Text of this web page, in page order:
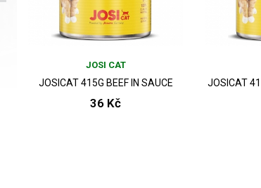
JOSI CAT
JOSICAT 415G BEEF IN SAUCE
36 Kč
JOSICAT